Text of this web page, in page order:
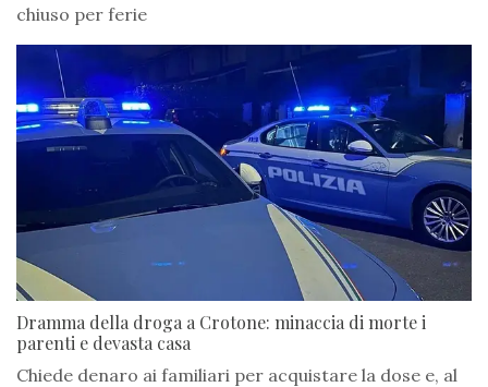
chiuso per ferie
Dramma della droga a Crotone: minaccia di morte i
parenti e devasta casa
Chiede denaro ai familiari per acquistare la dose e, al